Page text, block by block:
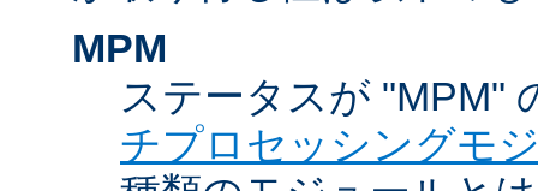
MPM
ステータスが "MPM"
チプロセッシングモ